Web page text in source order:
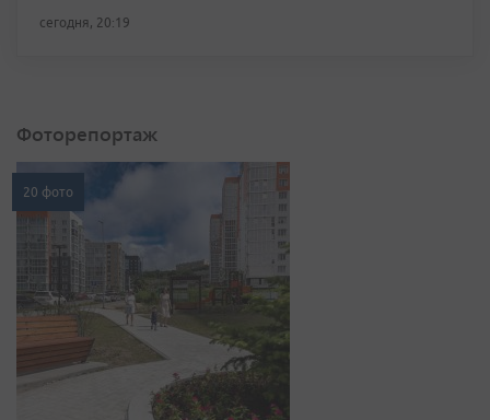
сегодня, 20:19
Фоторепортаж
20 фото